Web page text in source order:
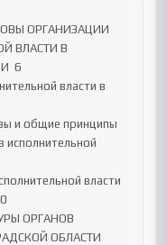
ОРГАНИЗАЦИИ
ВЛАСТИ В
власти в
и общие принципы
исполнительной
власти
ОРГАНОВ
ОБЛАСТИ